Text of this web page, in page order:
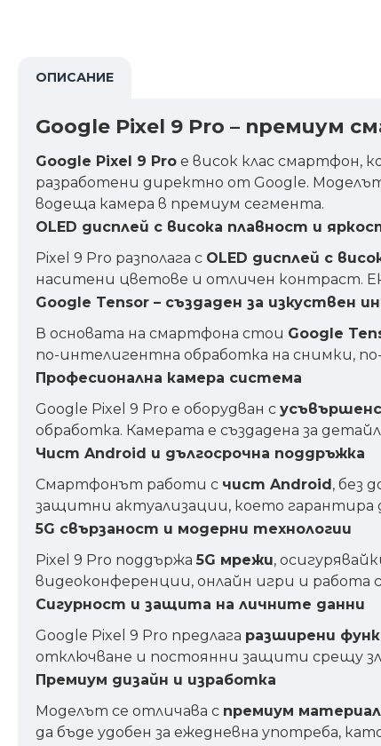
ОПИСАНИЕ
Google Pixel 9 Pro – премиум
Google Pixel 9 Pro е висок клас смартфон,
разработени директно от Google.
водеща камера в премиум сегмента.
OLED дисплей с висока плавност и
Pixel 9 Pro разполага с OLED дисплей с
наситени цветове и отличен контраст.
Google Tensor – създаден за изкуствен
В основата на смартфона стои Google
по-интелигентна обработка на снимки,
Професионална камера система
Google Pixel 9 Pro е оборудван с
обработка. Камерата е създадена за
Чист Android и дългосрочна поддръжка
Смартфонът работи с чист Android, без
защитни актуализации, което гарантира
5G свързаност и модерни технологии
Pixel 9 Pro поддържа 5G мрежи,
видеоконференции, онлайн игри и работа с
Сигурност и защита на личните данни
Google Pixel 9 Pro предлага разширени
отключване и постоянни защити срещу
Премиум дизайн и изработка
Моделът се отличава с премиум
да бъде удобен за ежедневна употреба,